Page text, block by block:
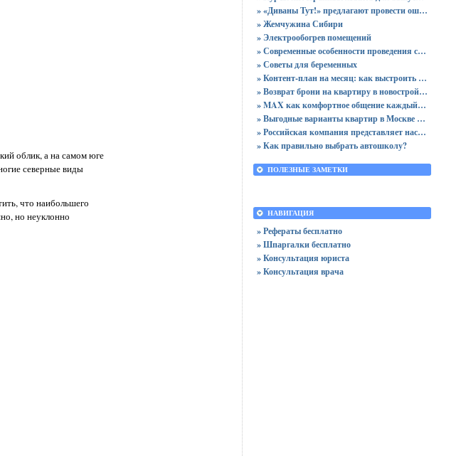
облик, а на самом юге
северные виды
что наибольшего
но неуклонно
» «Диваны Тут!» предлагают провести ошеломительную ночь!
» Жемчужина Сибири
» Электрообогрев помещений
» Современные особенности проведения сертификации
» Советы для беременных
» Контент-план на месяц: как выстроить стратегию публикаций без хаоса
» Возврат брони на квартиру в новостройке - пошаговая инструкция и советы юриста
» MAX как комфортное общение каждый день: звонки без ограничений и файлы до 4 ГБ
» Выгодные варианты квартир в Москве с доступными ценами для покупки без переплат
» Российская компания представляет настольный ПК
» Как правильно выбрать автошколу?
ПОЛЕЗНЫЕ ЗАМЕТКИ
НАВИГАЦИЯ
» Рефераты бесплатно
» Шпаргалки бесплатно
» Консультация юриста
» Консультация врача